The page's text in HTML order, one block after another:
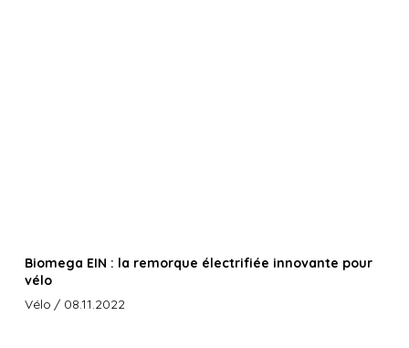
Biomega EIN : la remorque électrifiée innovante pour
vélo
Vélo / 08.11.2022